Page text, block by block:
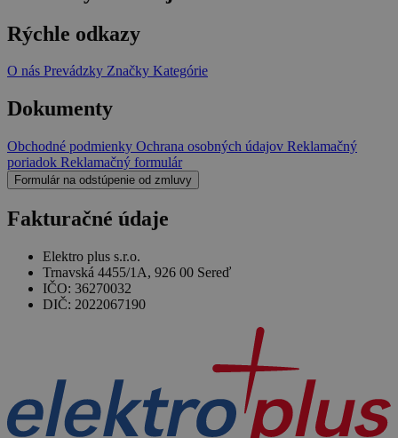
Rýchle odkazy
O nás Prevádzky Značky Kategórie
Dokumenty
Obchodné podmienky Ochrana osobných údajov Reklamačný
poriadok Reklamačný formulár
Formulár na odstúpenie od zmluvy
Fakturačné údaje
Elektro plus s.r.o.
Trnavská 4455/1A, 926 00 Sereď
IČO: 36270032
DIČ: 2022067190